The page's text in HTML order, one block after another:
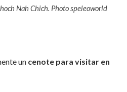
Nah Chich. Photo speleoworld
un cenote para visitar en